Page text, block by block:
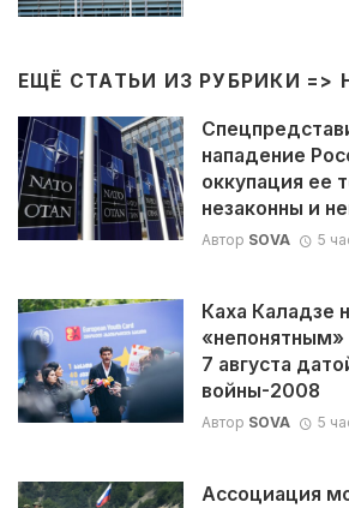
ЕЩЁ СТАТЬИ ИЗ РУБРИКИ =>
нападение
оккупация ее
незаконны и
Автор SOVA 5
Каха Каладзе
7 августа
войны-2008
Автор SOVA 5
Ассоциация